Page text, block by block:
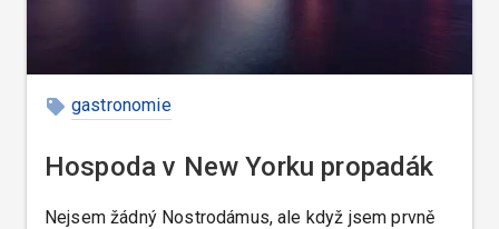
gastronomie
Hospoda v New Yorku propadák
Nejsem žádný Nostrodámus, ale když jsem prvně